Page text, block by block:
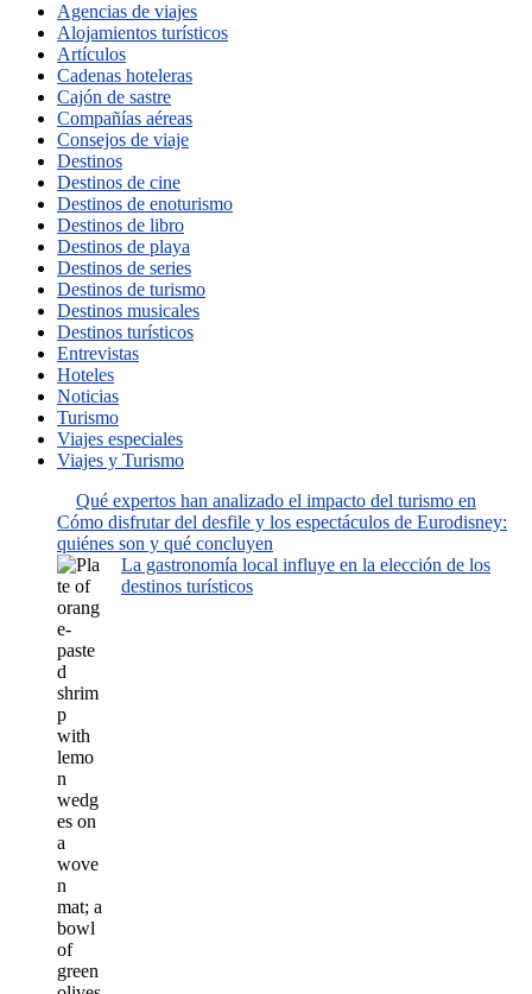
Agencias de viajes
Alojamientos turísticos
Artículos
Cadenas hoteleras
Cajón de sastre
Compañías aéreas
Consejos de viaje
Destinos
Destinos de cine
Destinos de enoturismo
Destinos de libro
Destinos de playa
Destinos de series
Destinos de turismo
Destinos musicales
Destinos turísticos
Entrevistas
Hoteles
Noticias
Turismo
Viajes especiales
Viajes y Turismo
Qué expertos han analizado el impacto del turismo en
Cómo disfrutar del desfile y los espectáculos de Eurodisney:
quiénes son y qué concluyen
La gastronomía local influye en la elección de los
destinos turísticos